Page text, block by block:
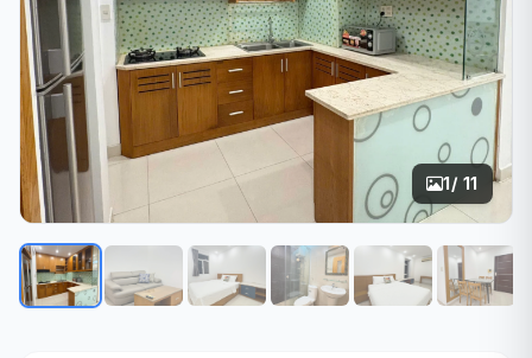
1/ 11